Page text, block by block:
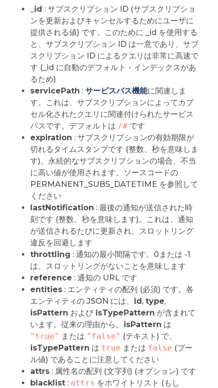
_id : サブスクリプション ID (サブスクリプショ
ンを更新およびキャンセルするためにユーザに
提供される値) です。このために _id を使用する
と、サブスクリプション ID は一意であり、サブ
スクリプション ID によるクエリは非常に高速で
す (_id に自動のデフォルト・インデックスがあ
るため)
servicePath : サービスパス機能に関連しま
す。これは、サブスクリプションによってカプ
セル化されたクエリに関連付けられたサービス
パスです。デフォルトは /#です
expiration : サブスクリプションの有効期限が
切れるタイムスタンプです (整数、秒を意味しま
す)。永続的なサブスクリプションの場合、不当
に高い値が使用されます。ソースコードの
PERMANENT_SUBS_DATETIME を参照して
ください
lastNotification : 最後の通知が送信された時
刻です (整数、秒を意味します)。これは、通知
が送信されるたびに更新され、スロットリング
違反を回避します
throttling : 通知の最小間隔です。0または -1
は、スロットリングがないことを意味します
reference : 通知の URL です
entities: エンティティの配列 (必須) です。各
エンティティの JSON には、 id, type,
isPattern および isTypePattern が含まれて
います。従来の理由から、 isPattern は
"true" または "false" (テキスト) で、
isTypePattern は true または false (ブー
ル値) であることに注意してください
attrs: 属性名の配列 (文字列) (オプション) です
blacklist: attrs をホワイトリスト (もし